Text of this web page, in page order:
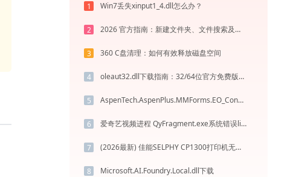
1 Win7丢失xinput1_4.dll怎么办？
2 2026 官方指南：新建文件夹、文件搜索及苹果笔记本桌面创建技巧
3 360 C盘清理：如何有效释放磁盘空间
4 oleaut32.dll下载指南：32/64位官方免费版解决DLL缺失问题
5 AspenTech.AspenPlus.MMForms.EO_Configuration.dll下载
6 爱奇艺视频进程 QyFragment.exe系统错误libqtpclient.dll丢失如何解决
7 (2026最新) 佳能SELPHY CP1300打印机无法连接？解决方法 - 金山毒霸
8 Microsoft.AI.Foundry.Local.dll下载